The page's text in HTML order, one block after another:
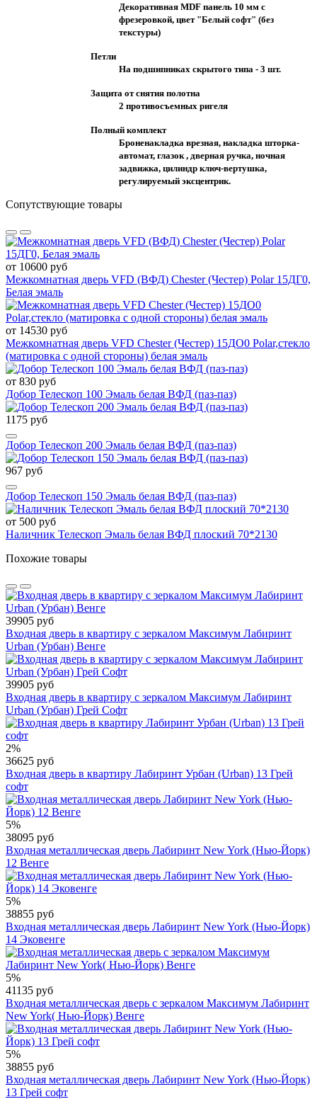
Декоративная MDF панель 10 мм с
фрезеровкой, цвет "Белый софт" (без
текстуры)
Петли
На подшипниках скрытого типа - 3 шт.
Защита от снятия полотна
2 противосъемных ригеля
Полный комплект
Броненакладка врезная, накладка шторка-
автомат, глазок , дверная ручка, ночная
задвижка, цилиндр ключ-вертушка,
регулируемый эксцентрик.
Сопутствующие товары
от 10600 руб
Межкомнатная дверь VFD (ВФД) Chester (Честер) Polar 15ДГ0,
Белая эмаль
от 14530 руб
Межкомнатная дверь VFD Chester (Честер) 15ДО0 Polar,стекло
(матировка с одной стороны) белая эмаль
от 830 руб
Добор Телескоп 100 Эмаль белая ВФД (паз-паз)
1175 руб
Добор Телескоп 200 Эмаль белая ВФД (паз-паз)
967 руб
Добор Телескоп 150 Эмаль белая ВФД (паз-паз)
от 500 руб
Наличник Телескоп Эмаль белая ВФД плоский 70*2130
Похожие товары
39905 руб
Входная дверь в квартиру с зеркалом Максимум Лабиринт
Urban (Урбан) Венге
39905 руб
Входная дверь в квартиру с зеркалом Максимум Лабиринт
Urban (Урбан) Грей Софт
2%
36625 руб
Входная дверь в квартиру Лабиринт Урбан (Urban) 13 Грей
софт
5%
38095 руб
Входная металлическая дверь Лабиринт New York (Нью-Йорк)
12 Венге
5%
38855 руб
Входная металлическая дверь Лабиринт New York (Нью-Йорк)
14 Эковенге
5%
41135 руб
Входная металлическая дверь с зеркалом Максимум Лабиринт
Nеw York( Нью-Йорк) Венге
5%
38855 руб
Входная металлическая дверь Лабиринт New York (Нью-Йорк)
13 Грей софт